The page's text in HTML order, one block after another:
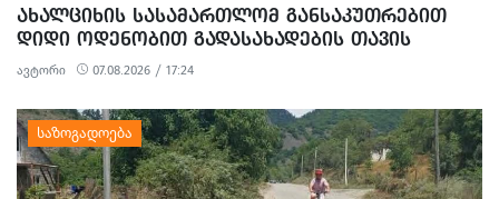
ᲐᲮᲐᲚᲪᲘᲮᲘᲡ ᲡᲐᲡᲐᲛᲐᲠᲗᲚᲝᲛ ᲒᲐᲜᲡᲐᲙᲣᲗᲠᲔᲑᲘᲗ
ᲓᲘᲓᲘ ᲝᲓᲔᲜᲝᲑᲘᲗ ᲒᲐᲓᲐᲡᲐᲮᲐᲓᲔᲑᲘᲡ ᲗᲐᲕᲘᲡ
ᲐᲠᲘᲓᲔᲑᲘᲡ, ᲓᲘᲓᲘ ᲝᲓᲔᲜᲝᲑᲘᲗ ᲗᲐᲦᲚᲘᲗᲝᲑᲘᲡ
ᲛᲪᲓᲔᲚᲝᲑᲘᲡ ᲓᲐ ᲛᲝᲢᲧᲣᲔᲑᲘᲗ ᲥᲝᲜᲔᲑᲠᲘᲕᲘ
ᲓᲐᲖᲘᲐᲜᲔᲑᲘᲡ ᲤᲐᲥᲢᲔᲑᲖᲔ 1 ᲞᲘᲠᲘ ᲓᲐᲛᲜᲐᲨᲐᲕᲔᲓ ᲪᲜᲝ
ავტორი 07.08.2026 / 17:24